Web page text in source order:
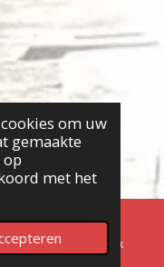
om uw
gemaakte
met het
Facebook